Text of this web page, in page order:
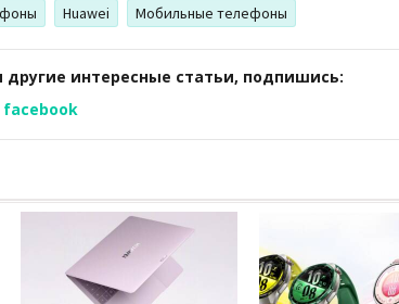
Huawei Мобильные телефоны
другие интересные статьи, подпишись: